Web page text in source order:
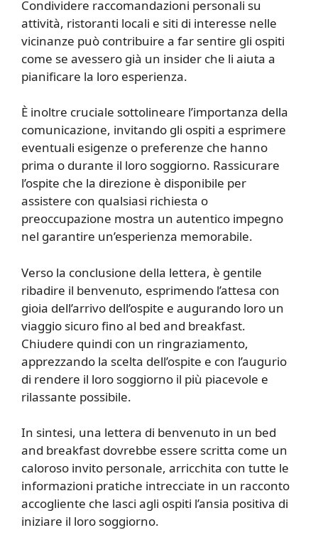
Condividere raccomandazioni personali su
attività, ristoranti locali e siti di interesse nelle
vicinanze può contribuire a far sentire gli ospiti
come se avessero già un insider che li aiuta a
pianificare la loro esperienza.
È inoltre cruciale sottolineare l’importanza della
comunicazione, invitando gli ospiti a esprimere
eventuali esigenze o preferenze che hanno
prima o durante il loro soggiorno. Rassicurare
l’ospite che la direzione è disponibile per
assistere con qualsiasi richiesta o
preoccupazione mostra un autentico impegno
nel garantire un’esperienza memorabile.
Verso la conclusione della lettera, è gentile
ribadire il benvenuto, esprimendo l’attesa con
gioia dell’arrivo dell’ospite e augurando loro un
viaggio sicuro fino al bed and breakfast.
Chiudere quindi con un ringraziamento,
apprezzando la scelta dell’ospite e con l’augurio
di rendere il loro soggiorno il più piacevole e
rilassante possibile.
In sintesi, una lettera di benvenuto in un bed
and breakfast dovrebbe essere scritta come un
caloroso invito personale, arricchita con tutte le
informazioni pratiche intrecciate in un racconto
accogliente che lasci agli ospiti l’ansia positiva di
iniziare il loro soggiorno.